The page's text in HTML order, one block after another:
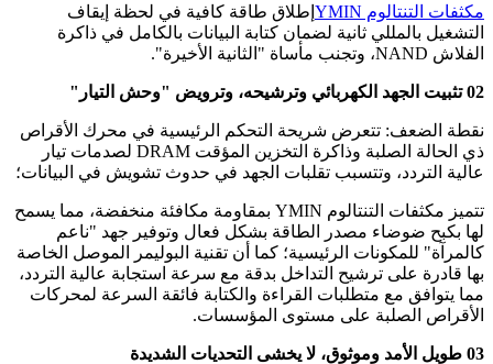
مكثفات التنتالوم YMIN
إطلاق طاقة كافية في لحظة إيقاف
التشغيل بالمللي ثانية لضمان كتابة البيانات بالكامل في ذاكرة
الفلاش NAND، وتجنب مأساة "الثانية الأخيرة".
02 تثبيت الجهد الكهربائي وترشيحه، وترويض "وحش التيار"
نقطة الضعف: تتعرض شريحة التحكم الرئيسية في محرك الأقراص
ذي الحالة الصلبة وذاكرة التخزين المؤقت DRAM لصدمات تيار
عالية التردد، وتتسبب تقلبات الجهد في حدوث تشويش في البيانات؛
تتميز مكثفات التنتالوم YMIN بمقاومة مكافئة منخفضة، مما يسمح
لها بكبح ضوضاء مصدر الطاقة بشكل فعال وتوفير جهد "ناعم
كالمرآة" للمكونات الرئيسية؛ كما أن تقنية البوليمر الموصل الخاصة
بها قادرة على ترشيح التداخل بدقة مع سرعة استجابة عالية التردد،
مما يتوافق مع متطلبات القراءة والكتابة فائقة السرعة لمحركات
الأقراص الصلبة على مستوى المؤسسات.
03 طويل الأمد وموثوق، لا يخشى التحديات الشديدة